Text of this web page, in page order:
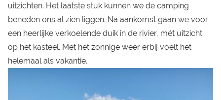
uitzichten. Het laatste stuk kunnen we de camping
beneden ons al zien liggen. Na aankomst gaan we voor
een heerlijke verkoelende duik in de rivier, mét uitzicht
op het kasteel. Met het zonnige weer erbij voelt het
helemaal als vakantie.